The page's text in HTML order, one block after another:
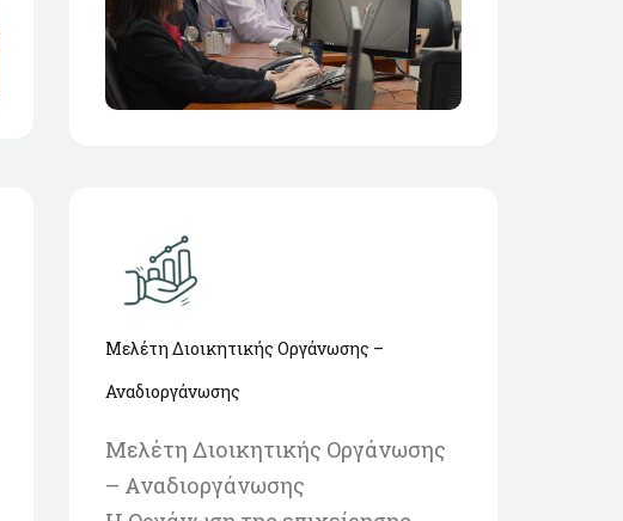
Μελέτη Διοικητικής Οργάνωσης –
Αναδιοργάνωσης
Μελέτη Διοικητικής Οργάνωσης
– Αναδιοργάνωσης